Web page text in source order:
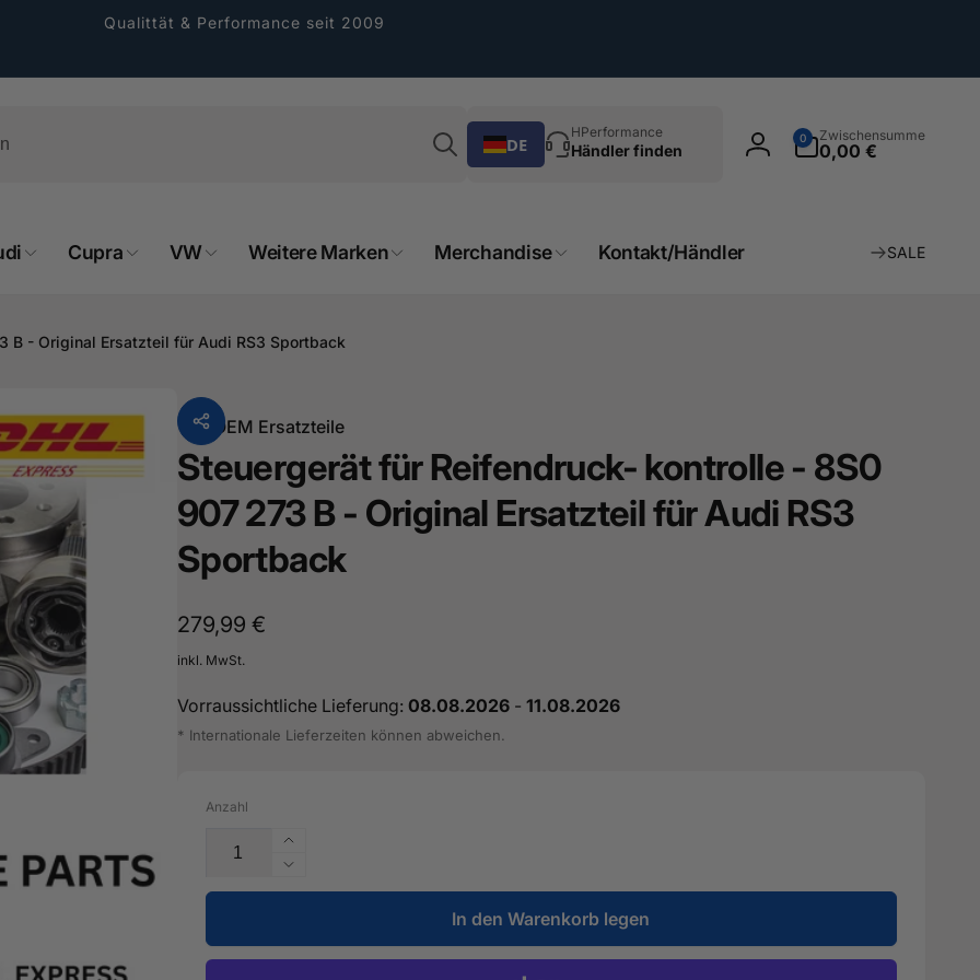
Qualittät & Performance seit 2009
Suchen
DE
HPerformance
Händler finden Einloggen
0
Artikel
Zwischensumme
0,00 €
Cupra VW Weitere Marken Merchandise Kontakt/Händler SALE
B - Original Ersatzteil für Audi RS3 Sportback
VonOEM Ersatzteile
Steuergerät für Reifendruck- kontrolle - 8S0
907 273 B - Original Ersatzteil für Audi RS3
Sportback
Normaler
Preis
279,99 €
inkl. MwSt.
Vorraussichtliche Lieferung: 08.08.2026- 11.08.2026
* Internationale Lieferzeiten können abweichen.
Anzahl
Erhöhe
die
Menge
Steuergerät
für
Verringere
die
für
Steuergerät
In den Warenkorb legen
GmbH
verfügbar, gewöhnlich fertig in 2
Straße 8